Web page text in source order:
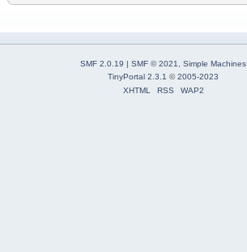
SMF 2.0.19 | SMF © 2021
Simple Machines
TinyPortal 2.3.1 ©2005-2023
XHTML
RSS WAP2